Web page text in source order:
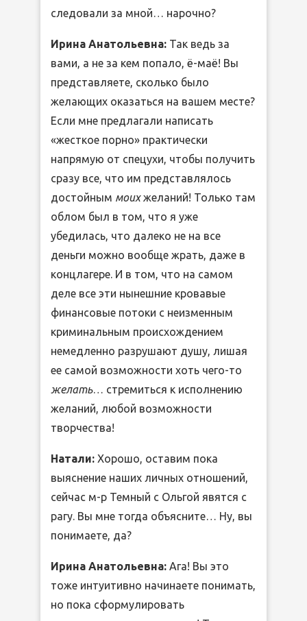
следовали за мной… нарочно?
Ирина Анатольевна: Так ведь за
вами, а не за кем попало, ё-маё! Вы
представляете, сколько было
желающих оказаться на вашем месте?
Если мне предлагали написать
«жесткое порно» практически
напрямую от спецухи, чтобы получить
сразу все, что им представлялось
достойным моихжеланий! Только там
облом был в том, что я уже
убедилась, что далеко не на все
деньги можно вообще жрать, даже в
концлагере. И в том, что на самом
деле все эти нынешние кровавые
финансовые потоки с неизменным
криминальным происхождением
немедленно разрушают душу, лишая
ее самой возможности хоть чего-то
желать… стремиться к исполнению
желаний, любой возможности
творчества!
Натали: Хорошо, оставим пока
выяснение наших личных отношений,
сейчас м-р Темный с Ольгой явятся с
рагу. Вы мне тогда объясните… Ну, вы
понимаете, да?
Ирина Анатольевна: Ага! Вы это
тоже интуитивно начинаете понимать,
но пока сформулировать